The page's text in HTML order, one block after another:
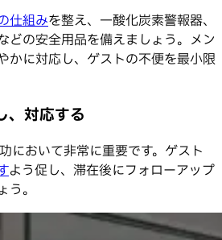
仕組みを整え、一酸化炭素警報器、
どの安全用品を備えましょう。メン
かに対応し、ゲストの不便を最小限
、対応する
において非常に重要です。ゲスト
よう促し、滞在後にフォローアップ
。